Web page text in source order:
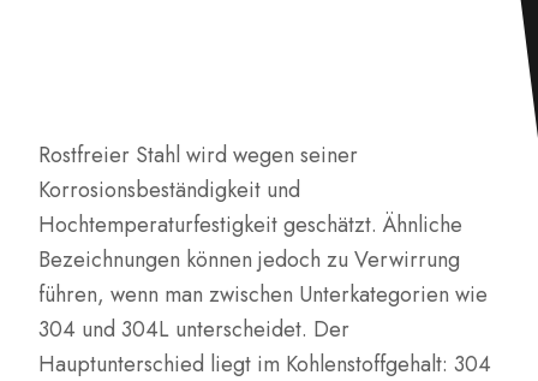
Rostfreier Stahl wird wegen seiner
Korrosionsbeständigkeit und
Hochtemperaturfestigkeit geschätzt. Ähnliche
Bezeichnungen können jedoch zu Verwirrung
führen, wenn man zwischen Unterkategorien wie
304 und 304L unterscheidet. Der
Hauptunterschied liegt im Kohlenstoffgehalt: 304